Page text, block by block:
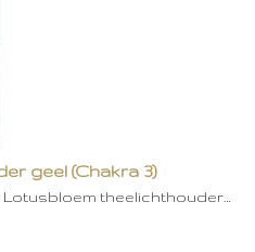
geel (Chakra 3)
theelichthouder…